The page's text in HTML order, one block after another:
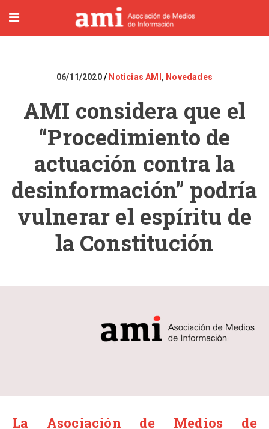
06/11/2020 Noticias AMI , Novedades
AMI considera que el
“Procedimiento de
actuación contra la
desinformación” podría
vulnerar el espíritu de
la Constitución
La Asociación de Medios de